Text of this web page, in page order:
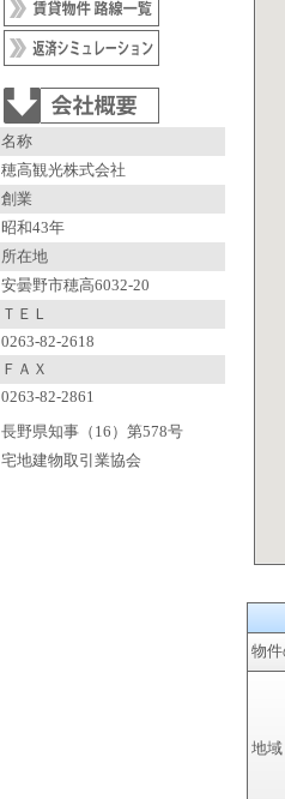
名称
穂高観光株式会社
創業
昭和43年
所在地
安曇野市穂高6032-20
ＴＥＬ
0263-82-2618
ＦＡＸ
0263-82-2861
長野県知事（16）第578号
宅地建物取引業協会
物
地域